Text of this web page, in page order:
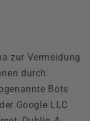
zur Vermeidung
durch
Bots
Google LLC